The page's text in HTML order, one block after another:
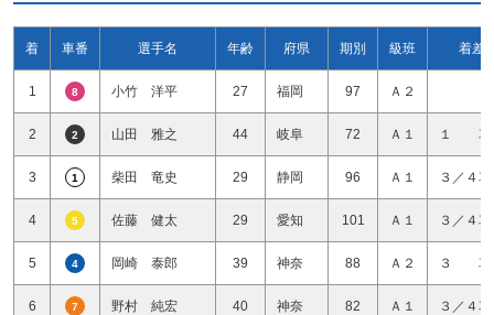
着 車番 選手名 年齢 府県 期別 級班 着差
1 8 小竹 洋平 27 福岡 97 Ａ２
2 2 山田 雅之 44 岐阜 72 Ａ１ １ 車
3 1 柴田 竜史 29 静岡 96 Ａ１ ３／４
4 5 佐藤 健太 29 愛知 101 Ａ１ ３／４
5 4 岡崎 泰郎 39 神奈 88 Ａ２ ３ 車
6 7 野村 純宏 40 神奈 82 Ａ１ ３／４